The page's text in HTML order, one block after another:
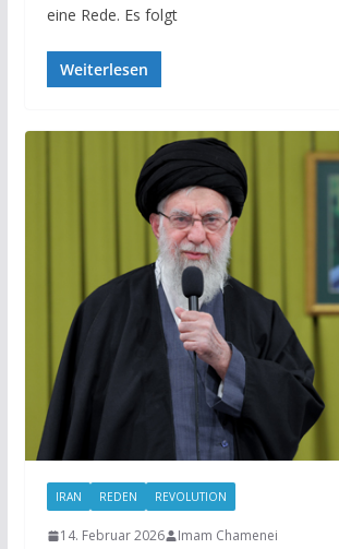
eine Rede. Es folgt
Weiterlesen
IRAN REDEN REVOLUTION
14. Februar 2026 Imam Chamenei